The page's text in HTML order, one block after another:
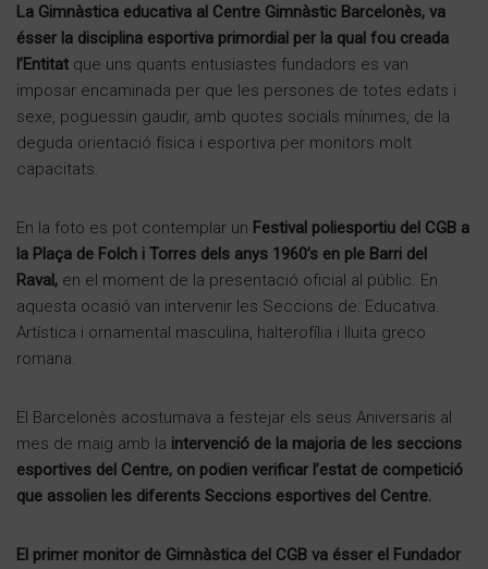
La Gimnàstica educativa al Centre Gimnàstic Barcelonès, va
ésser la disciplina esportiva primordial per la qual fou creada
l’Entitat que uns quants entusiastes fundadors es van
imposar encaminada per que les persones de totes edats i
sexe, poguessin gaudir, amb quotes socials mínimes, de la
deguda orientació física i esportiva per monitors molt
capacitats.
En la foto es pot contemplar un Festival poliesportiu del CGB a
la Plaça de Folch i Torres dels anys 1960’s en ple Barri del
Raval, en el moment de la presentació oficial al públic. En
aquesta ocasió van intervenir les Seccions de: Educativa.
Artística i ornamental masculina, halterofília i lluita greco
romana.
El Barcelonès acostumava a festejar els seus Aniversaris al
mes de maig amb la intervenció de la majoria de les seccions
esportives del Centre, on podien verificar l’estat de competició
que assolien les diferents Seccions esportives del Centre.
El primer monitor de Gimnàstica del CGB va ésser el Fundador